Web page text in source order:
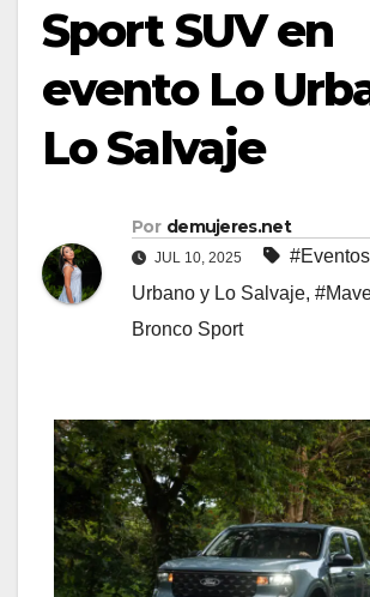
Sport SUV en
evento Lo
Lo Salvaje
Por demujeres.net
JUL 10, 2025 #Eventos
Urbano y Lo Salvaje,
Bronco Sport